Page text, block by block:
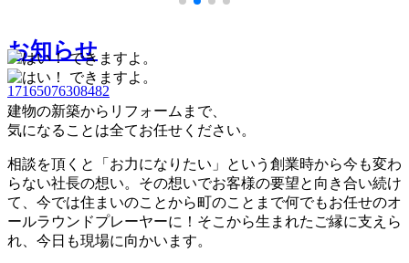
お知らせ
17165076308482
建物の新築からリフォームまで、
気になることは全てお任せください。
相談を頂くと「お力になりたい」という創業時から今も変わ
らない社長の想い。その想いでお客様の要望と向き合い続け
て、今では住まいのことから町のことまで何でもお任せのオ
ールラウンドプレーヤーに！そこから生まれたご縁に支えら
れ、今日も現場に向かいます。